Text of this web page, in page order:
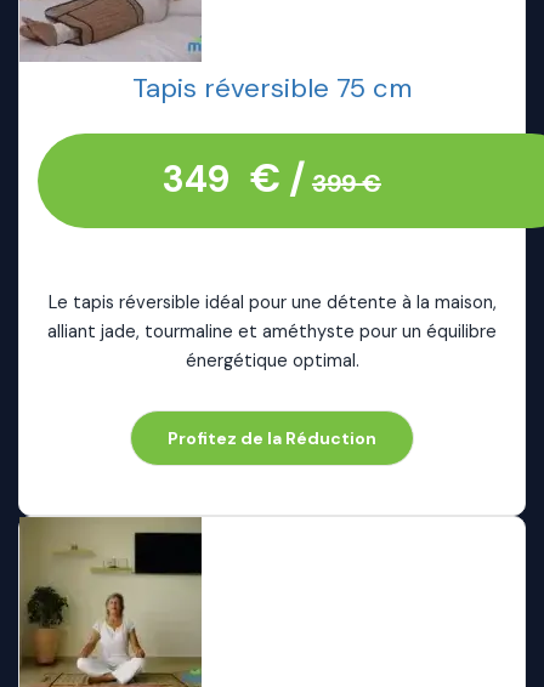
Tapis réversible 75 cm
349 € / 399 €
Le tapis réversible idéal pour une détente à la maison,
alliant jade, tourmaline et améthyste pour un équilibre
énergétique optimal.
Profitez de la Réduction